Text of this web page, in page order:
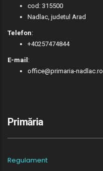
cod: 315500
Nadlac, judetul Arad
Telefon:
+40257474844
E-mail:
office@primaria-nadlac.ro
Primăria
Regulament